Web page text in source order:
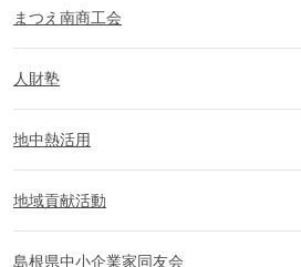
まつえ南商工会
人財塾
地中熱活用
地域貢献活動
島根県中小企業家同友会